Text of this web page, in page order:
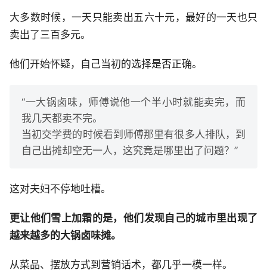
大多数时候，一天只能卖出五六十元，最好的一天也只
卖出了三百多元。
他们开始怀疑，自己当初的选择是否正确。
“一大锅卤味，师傅说他一个半小时就能卖完，而
我几天都卖不完。
当初交学费的时候看到师傅那里有很多人排队，到
自己出摊却空无一人，这究竟是哪里出了问题？”
这对夫妇不停地吐槽。
更让他们雪上加霜的是，他们发现自己的城市里出现了
越来越多的大锅卤味摊。
从菜品、摆放方式到营销话术，都几乎一模一样。